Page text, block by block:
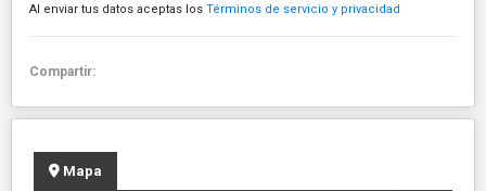
Al enviar tus datos aceptas los Términos de servicio y privacidad
Compartir:
Mapa